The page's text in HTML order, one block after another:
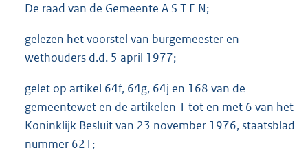
De raad van de Gemeente A S T E N;
gelezen het voorstel van burgemeester en
wethouders d.d. 5 april 1977;
gelet op artikel 64f, 64g, 64j en 168 van de
gemeentewet en de artikelen 1 tot en met 6 van het
Koninklijk Besluit van 23 november 1976, staatsblad
nummer 621;